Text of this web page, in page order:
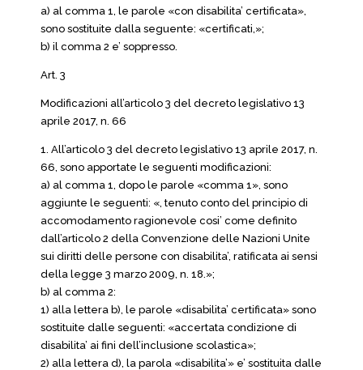
a) al comma 1, le parole «con disabilita’ certificata»,
sono sostituite dalla seguente: «certificati,»;
b) il comma 2 e’ soppresso.
Art. 3
Modificazioni all’articolo 3 del decreto legislativo 13
aprile 2017, n. 66
1. All’articolo 3 del decreto legislativo 13 aprile 2017, n.
66, sono apportate le seguenti modificazioni:
a) al comma 1, dopo le parole «comma 1», sono
aggiunte le seguenti: «, tenuto conto del principio di
accomodamento ragionevole cosi’ come definito
dall’articolo 2 della Convenzione delle Nazioni Unite
sui diritti delle persone con disabilita’, ratificata ai sensi
della legge 3 marzo 2009, n. 18.»;
b) al comma 2:
1) alla lettera b), le parole «disabilita’ certificata» sono
sostituite dalle seguenti: «accertata condizione di
disabilita’ ai fini dell’inclusione scolastica»;
2) alla lettera d), la parola «disabilita’» e’ sostituita dalle